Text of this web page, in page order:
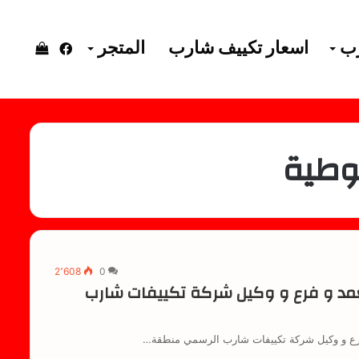
اسعار تكييف شارب المتجر فيسبوك
0 2٬608
و فرع و وكيل شركة تكييفات شارب
و وكيل شركة تكييفات شارب الرسمي منطقة…